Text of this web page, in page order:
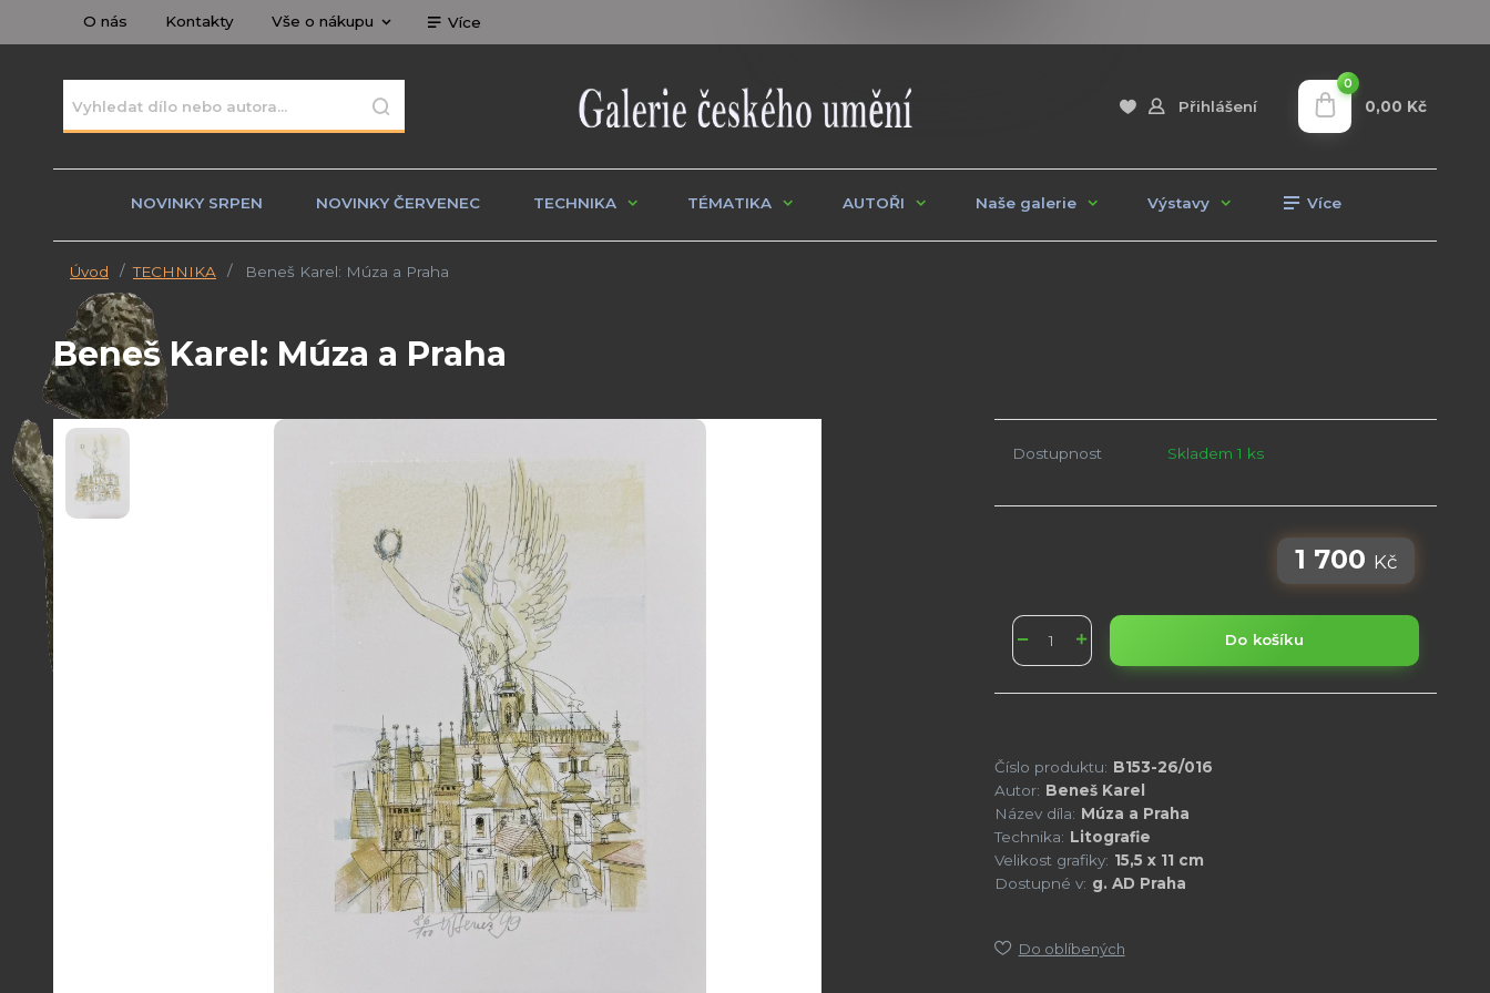
O nás Kontakty Vše o nákupu Více
Přihlášení
0
0,00 Kč
NOVINKY SRPEN NOVINKY ČERVENEC TECHNIKA TÉMATIKA AUTOŘI Naše galerie Výstavy Více
Úvod TECHNIKA Beneš Karel: Múza a Praha
Beneš Karel: Múza a Praha
Dostupnost Skladem 1 ks
1 700 Kč
Do košíku
Číslo produktu: B153-26/016
Autor: Beneš Karel
Název díla: Múza a Praha
Technika: Litografie
Velikost grafiky: 15,5 x 11 cm
Dostupné v: g. AD Praha
Do oblíbených